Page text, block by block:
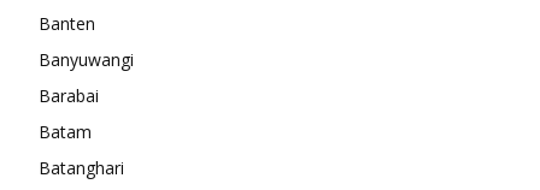
Banten
Banyuwangi
Barabai
Batam
Batanghari